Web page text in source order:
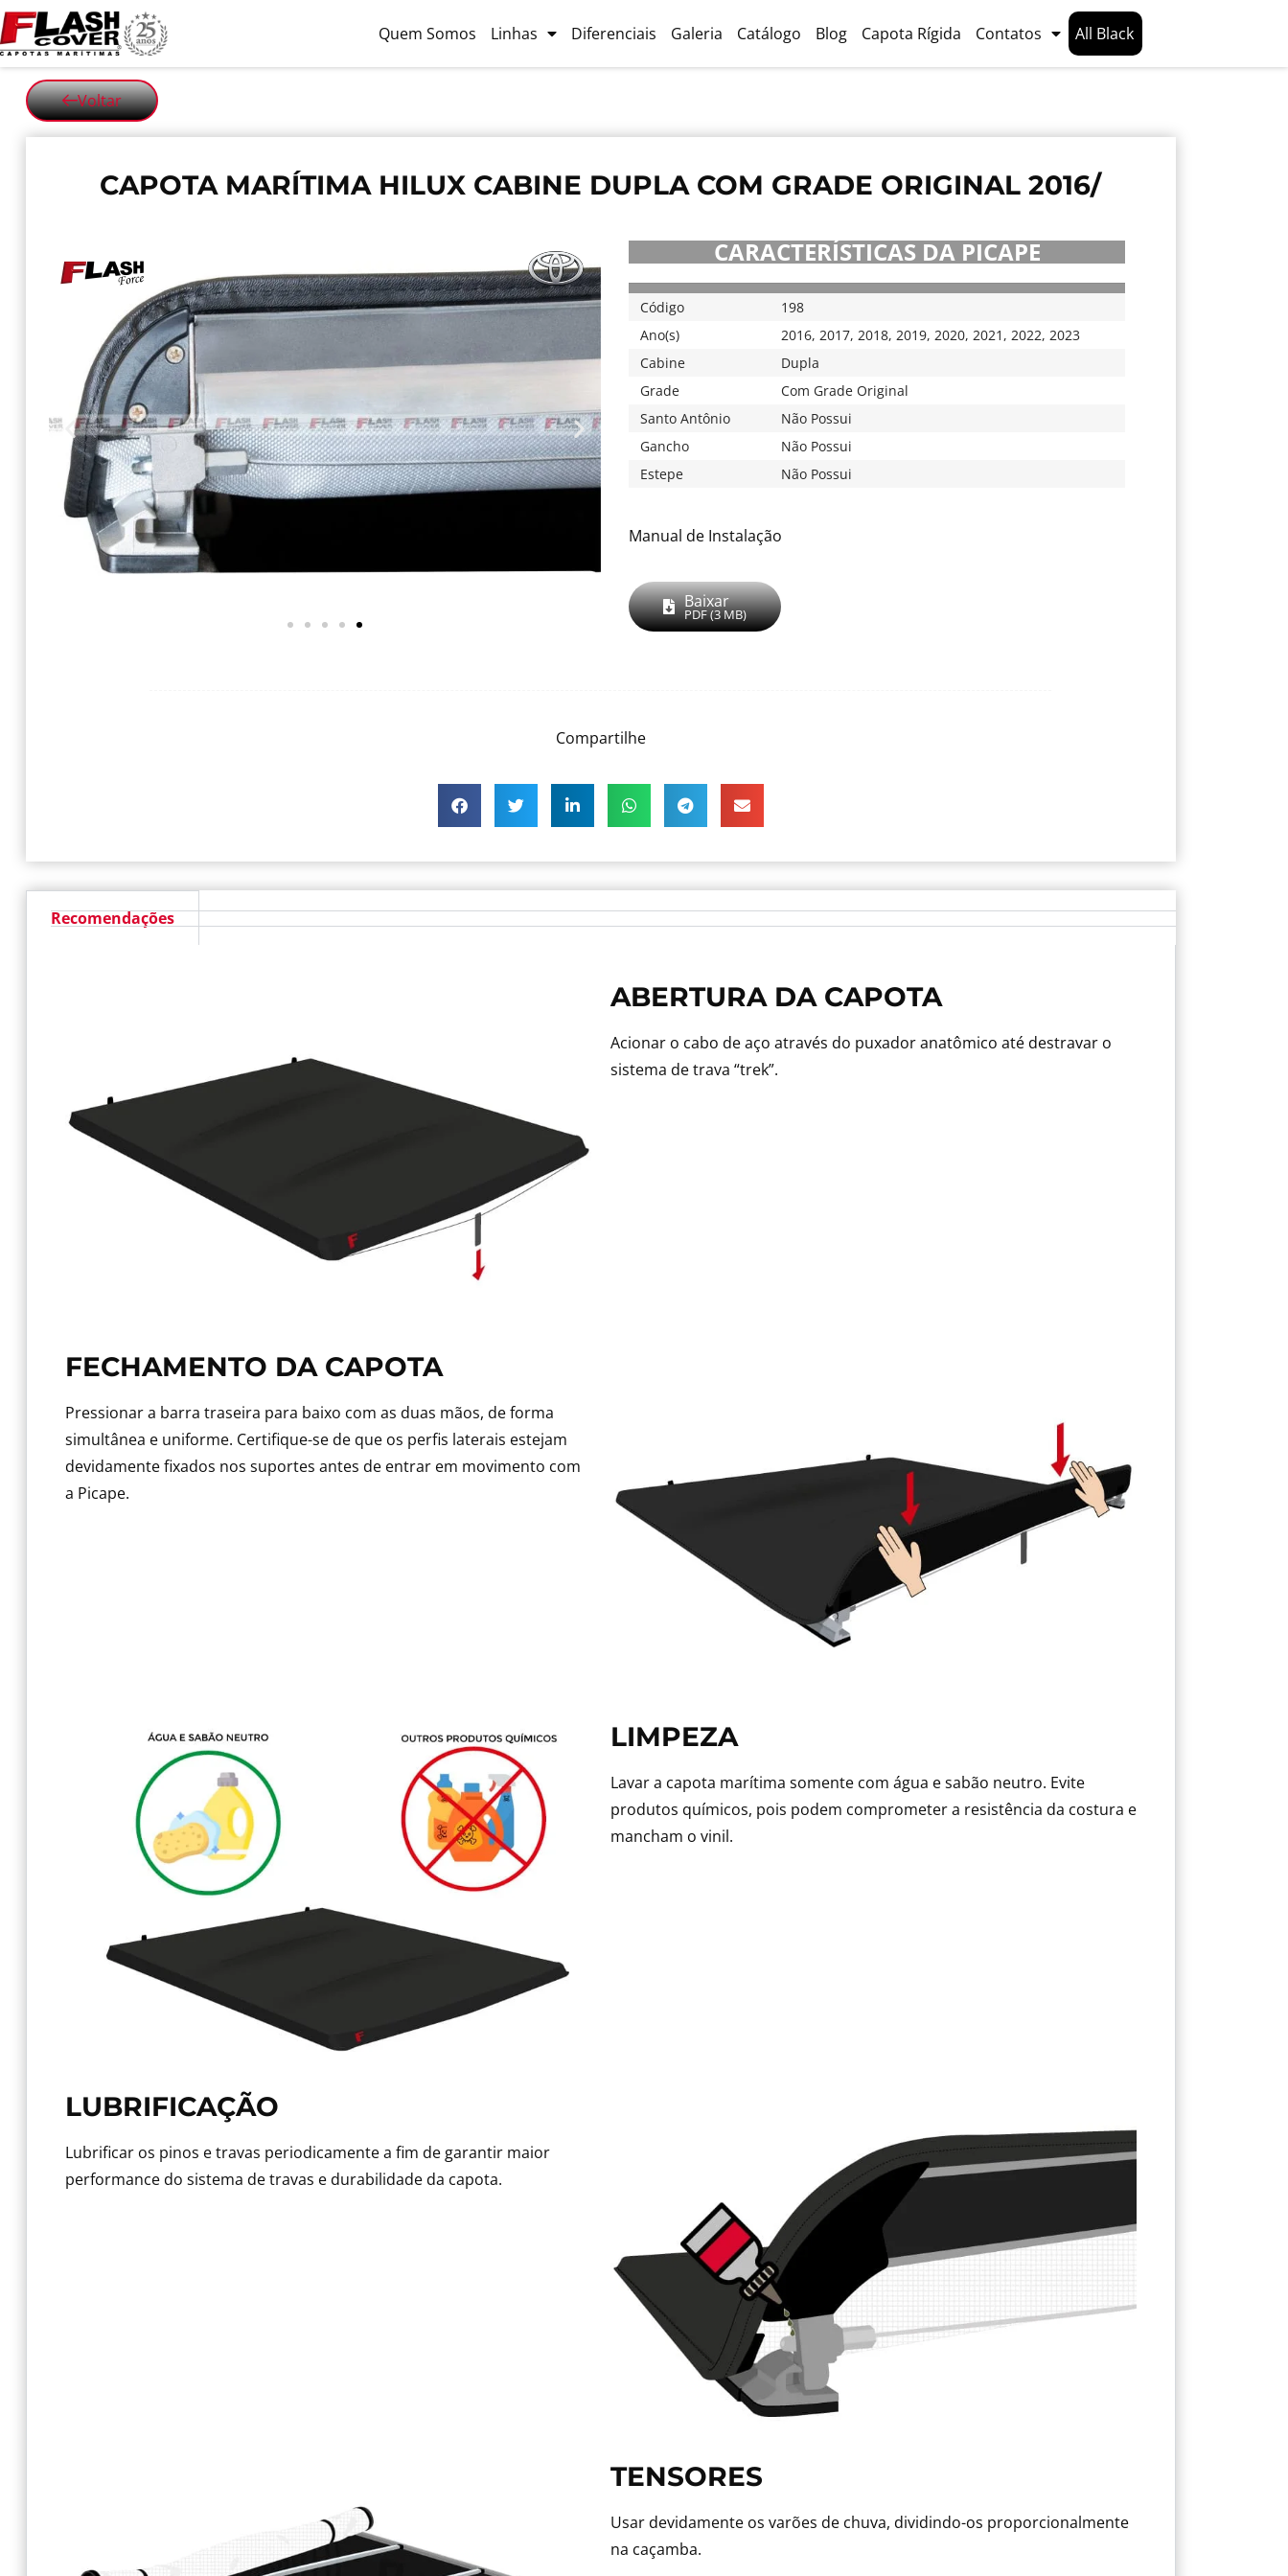
Quem Somos Linhas Diferenciais Galeria Catálogo Blog Capota Rígida Contatos All Black
Voltar
CAPOTA MARÍTIMA HILUX CABINE DUPLA COM GRADE ORIGINAL 2016/
CARACTERÍSTICAS DA PICAPE
Código
198
Ano(s)
2016,2017,2018,2019,2020,2021 ,2022,2023
Cabine
Dupla
Grade
Com Grade Original
Santo Antônio
Não Possui
Gancho
Não Possui
Estepe
Não Possui
Manual de Instalação
Baixar
PDF (3 MB)
Compartilhe
Recomendações
ABERTURA DA CAPOTA
Acionar o cabo de aço através do puxador anatômico até destravar o
sistema de trava “trek”.
FECHAMENTO DA CAPOTA
Pressionar a barra traseira para baixo com as duas mãos, de forma
simultânea e uniforme. Certifique-se de que os perfis laterais estejam
devidamente fixados nos suportes antes de entrar em movimento com
a Picape.
LIMPEZA
Lavar a capota marítima somente com água e sabão neutro. Evite
produtos químicos, pois podem comprometer a resistência da costura e
mancham o vinil.
LUBRIFICAÇÃO
Lubrificar os pinos e travas periodicamente a fim de garantir maior
performance do sistema de travas e durabilidade da capota.
TENSORES
Usar devidamente os varões de chuva, dividindo-os proporcionalmente
na caçamba.